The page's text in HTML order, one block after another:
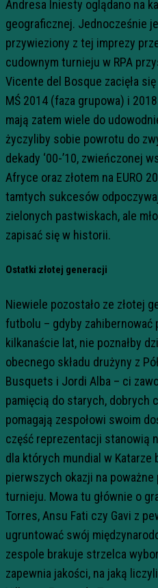
Andresa Iniesty oglądano na
geograficznej. Jednocześnie
przywieziony z tej imprezy
cudownym turnieju w RPA
Vicente del Bosque zacięła
MŚ 2014 (faza grupowa) i
mają zatem wiele do
życzyliby sobie powrotu do
dekady ‘00-’10, zwieńczonej
Afryce oraz złotem na EURO
tamtych sukcesów
zielonych pastwiskach, ale
zapisać się w historii.
Ostatki złotej generacji
Niewiele pozostało ze złotej
futbolu – gdyby zahibernować
kilkanaście lat, nie poznałby
obecnego składu drużyny z
Busquets i Jordi Alba – ci
pamięcią do starych, dobrych
pomagają zespołowi swoim
część reprezentacji stanowią
dla których mundial w
pierwszych okazji na
turnieju. Mowa tu głównie o
Torres, Ansu Fati czy Gavi z
ugruntować swój
zespole brakuje strzelca
zapewnia jakości, na jaką